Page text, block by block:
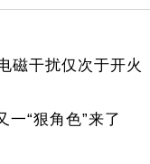
磁干扰仅次于开火
一“狠角色”来了